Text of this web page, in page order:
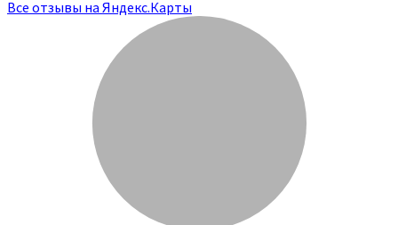
Все отзывы на Яндекс.Карты